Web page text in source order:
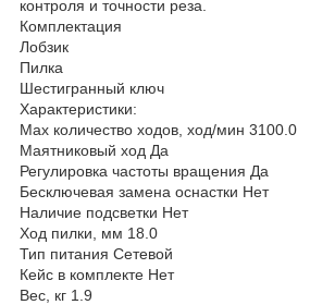
контроля и точности реза.
Комплектация
Лобзик
Пилка
Шестигранный ключ
Характеристики:
Max количество ходов, ход/мин 3100.0
Маятниковый ход Да
Регулировка частоты вращения Да
Бесключевая замена оснастки Нет
Наличие подсветки Нет
Ход пилки, мм 18.0
Тип питания Сетевой
Кейс в комплекте Нет
Вес, кг 1.9